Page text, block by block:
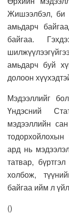
Жишээлбэл, би
амьдарч
байгаа.
амьдарч буй
долоон
Мэдээллийг
Үндэсний
мэдээллийн
тодорхойлохын
ард нь
татвар,
холбож,
байгаа ийм л
()